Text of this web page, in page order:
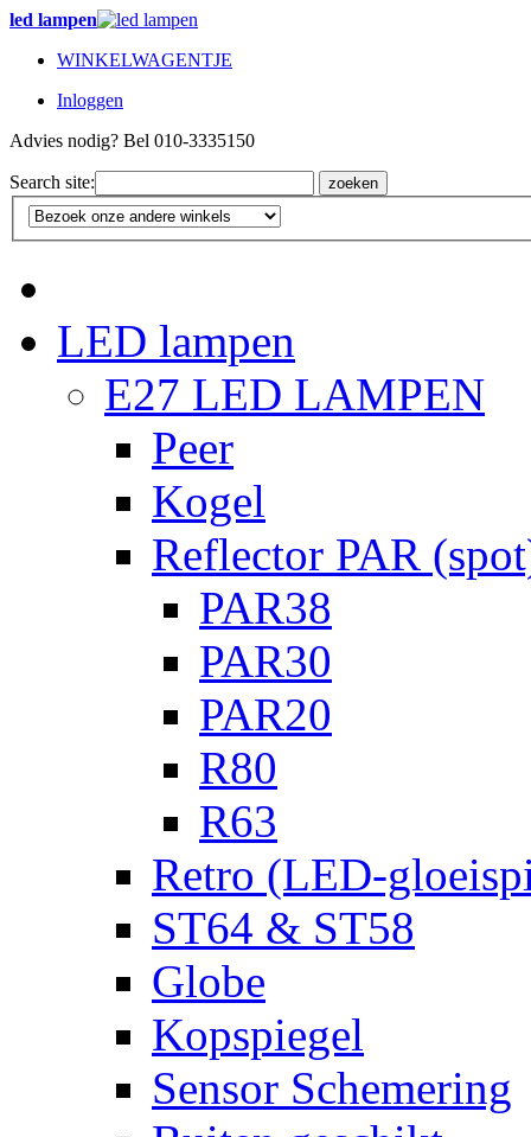
led lampen
WINKELWAGENTJE
Inloggen
Advies nodig? Bel 010-3335150
Search site: zoeken
LED lampen
E27 LED LAMPEN
Peer
Kogel
Reflector PAR
PAR38
PAR30
PAR20
R80
R63
Retro (LED-
ST64 & ST58
Globe
Kopspiegel
Sensor Schemering